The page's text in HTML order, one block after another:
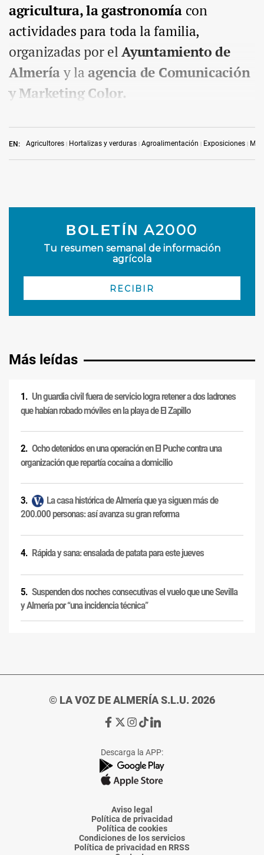
EN: Agricultores Hortalizas y verduras Agroalimentación Exposiciones
agricultura, la gastronomía con
actividades para toda la familia,
organizadas por elAyuntamiento de
Almeríay laagencia de Comunicación
y Marketing Color.
Más leídas
Un guardia civil fuera de servicio logra retener a dos ladrones
que habían robado móviles en la playa de El Zapillo
Ocho detenidos en una operación en El Puche contra una
organización que repartía cocaína a domicilio
La casa histórica de Almería que ya siguen más de
200.000 personas: así avanza su gran reforma
Rápida y sana: ensalada de patata para este jueves
Suspenden dos noches consecutivas el vuelo que une Sevilla
y Almería por “una incidencia técnica”
© LA VOZ DE ALMERÍA S.L.U. 2026
Ir
de
La
Voz
Almería
Ir
de
La
Voz
Almería
Ir
de
La
Voz
Almería
Ir
de
La
Voz
Almería
Ir
de
La
Voz
Descarga la APP:
Aviso legal
Política de privacidad
Política de cookies
Condiciones de los servicios
Política de privacidad en RRSS